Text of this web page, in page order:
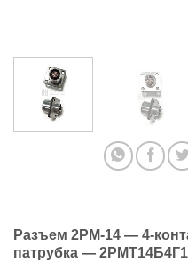
Разъем 2PM-14 — 4-
патрубка —